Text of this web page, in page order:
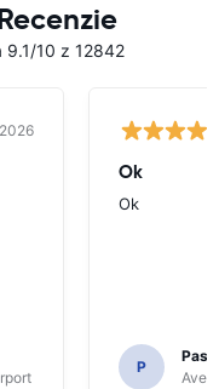
9.1/10 z 12842
Ok
Ok
P
Avec